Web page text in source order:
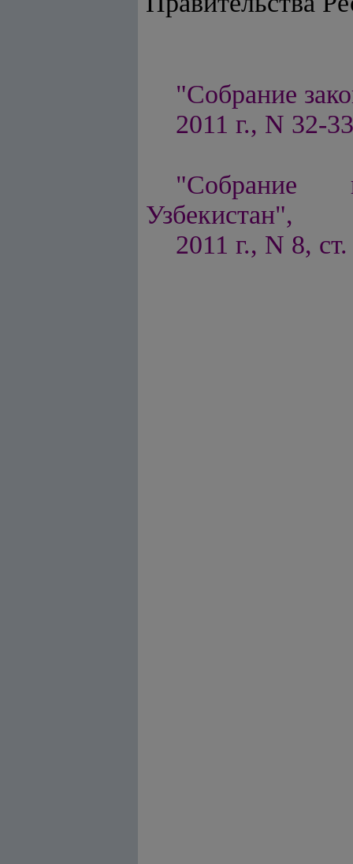
"Собрание
2011 г., N 32-
"Собрание
Узбекистан",
2011 г., N 8,